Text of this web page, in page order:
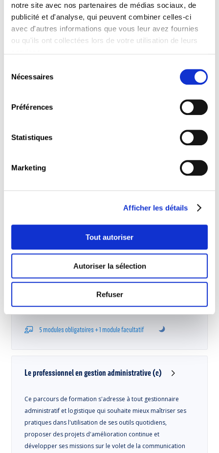
notre site avec nos partenaires de médias sociaux, de
publicité et d'analyse, qui peuvent combiner celles-ci
avec d'autres informations que vous leur avez fournies
ou qu'ils ont collectées lors de votre utilisation de leurs
Nécessaires
Préférences
Statistiques
Marketing
Afficher les détails
Tout autoriser
Autoriser la sélection
Refuser
Le professionnel en gestion administrative (a)
pratiques dans l'utilisation de ses outils quotidiens,
opérationnelle au sein son entreprise. Il s'étend sur une
Ce profil de formation s'adresse à tout gestionnaire
administratif et logistique qui souhaite mieux maîtriser ses
développer ses missions sur le volet de la communication
opérationnelle au sein son entreprise. Il s'étend sur une
durée d'environ 150 heures et permet: de savoir utiliser les
fonctionnalités avancées des…
5 modules obligatoires + 1 module facultatif
Le professionnel en gestion administrative (c)
Ce parcours de formation s'adresse à tout gestionnaire
administratif et logistique qui souhaite mieux maîtriser ses
pratiques dans l'utilisation de ses outils quotidiens,
proposer des projets d'amélioration continue et
développer ses missions sur le volet de la communication